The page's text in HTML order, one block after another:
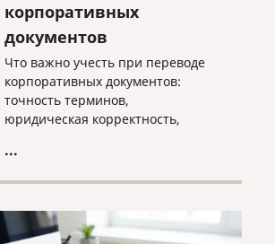
корпоративных
документов
Что важно учесть при переводе
корпоративных документов:
точность терминов,
юридическая корректность,
конфиденциальность и контроль
международном рынке.
...